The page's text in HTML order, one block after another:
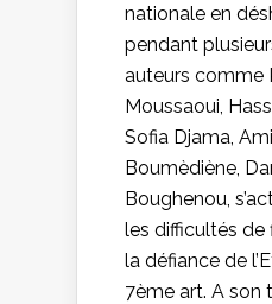
nationale en
pendant
auteurs comme
Moussaoui,
Sofia Djama,
Boumèdiène,
Boughenou,
les difficultés
la défiance de
7ème art. A son